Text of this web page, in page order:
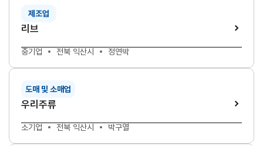
제조업
리브
중기업 전북 익산시 정연박
도매 및 소매업
우리주류
소기업 전북 익산시 박구열